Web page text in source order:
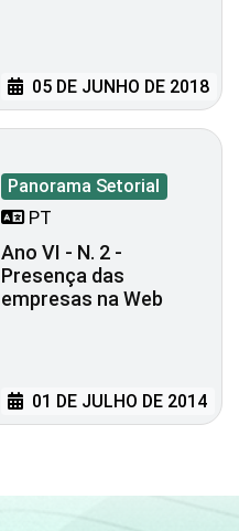
05 DE JUNHO DE 2018
Panorama Setorial
PT
Ano VI - N. 2 -
Presença das
empresas na Web
01 DE JULHO DE 2014